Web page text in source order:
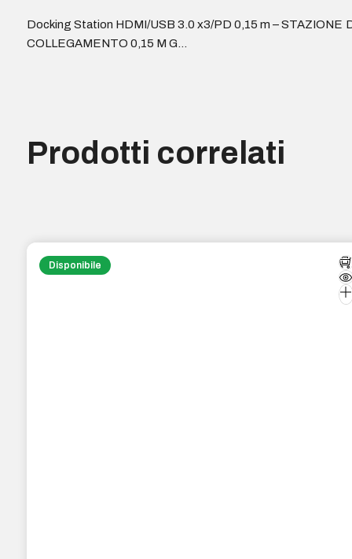
Docking Station HDMI/USB 3.0 x3/PD 0,15 m – STAZIONE
COLLEGAMENTO 0,15 M G…
Prodotti correlati
Disponibile